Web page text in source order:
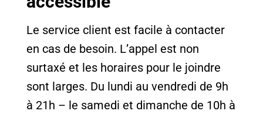
Le service client est facile à contacter
en cas de besoin. L’appel est non
surtaxé et les horaires pour le joindre
sont larges. Du lundi au vendredi de 9h
à 21h – le samedi et dimanche de 10h à